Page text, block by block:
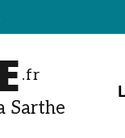
.fr
Sarthe